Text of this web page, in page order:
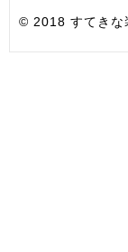
© 2018 すてき